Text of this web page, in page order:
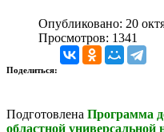
Опубликовано: 20
Просмотров: 1341
Поделиться:
Подготовлена Программа
областной универсальной